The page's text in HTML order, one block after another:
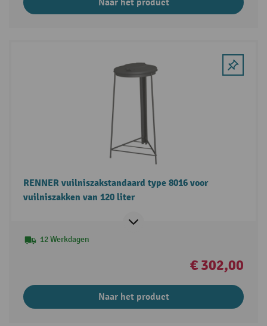
RENNER vuilniszakstandaard type 8016 voor
vuilniszakken van 120 liter
12 Werkdagen
€ 302,00
Naar het product